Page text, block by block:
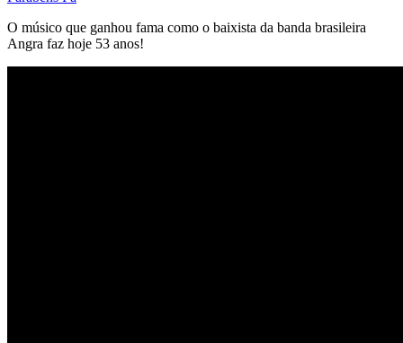
O músico que ganhou fama como o baixista da banda brasileira
Angra faz hoje 53 anos!